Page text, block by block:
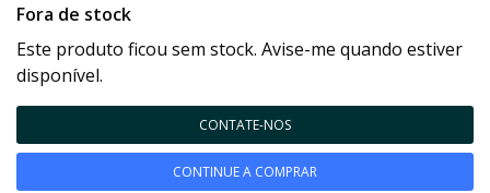
Fora de stock
Este produto ficou sem stock. Avise-me quando estiver
disponível.
CONTATE-NOS
CONTINUE A COMPRAR